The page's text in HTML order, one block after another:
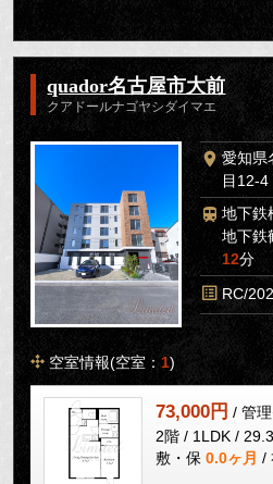
quador名古屋市大前
クアドールナゴヤシダイマエ
愛知県
目12-4
地下鉄
地下鉄
12分
RC/
空室情報(空室：1)
73,000円 / 管
2階 / 1LDK /
敷・保 0.0ヶ月 /